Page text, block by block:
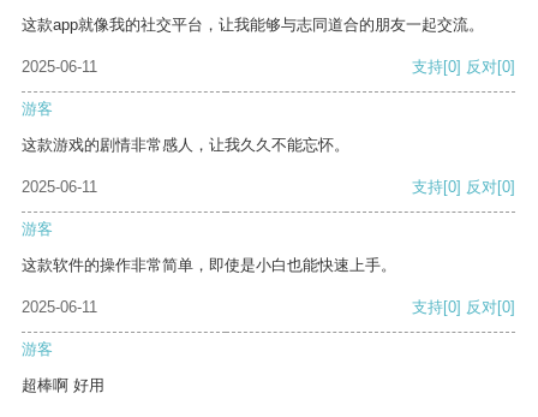
这款app就像我的社交平台，让我能够与志同道合的朋友一起交流。
2025-06-11 支持[0] 反对[0]
游客
这款游戏的剧情非常感人，让我久久不能忘怀。
2025-06-11 支持[0] 反对[0]
游客
这款软件的操作非常简单，即使是小白也能快速上手。
2025-06-11 支持[0] 反对[0]
游客
超棒啊 好用